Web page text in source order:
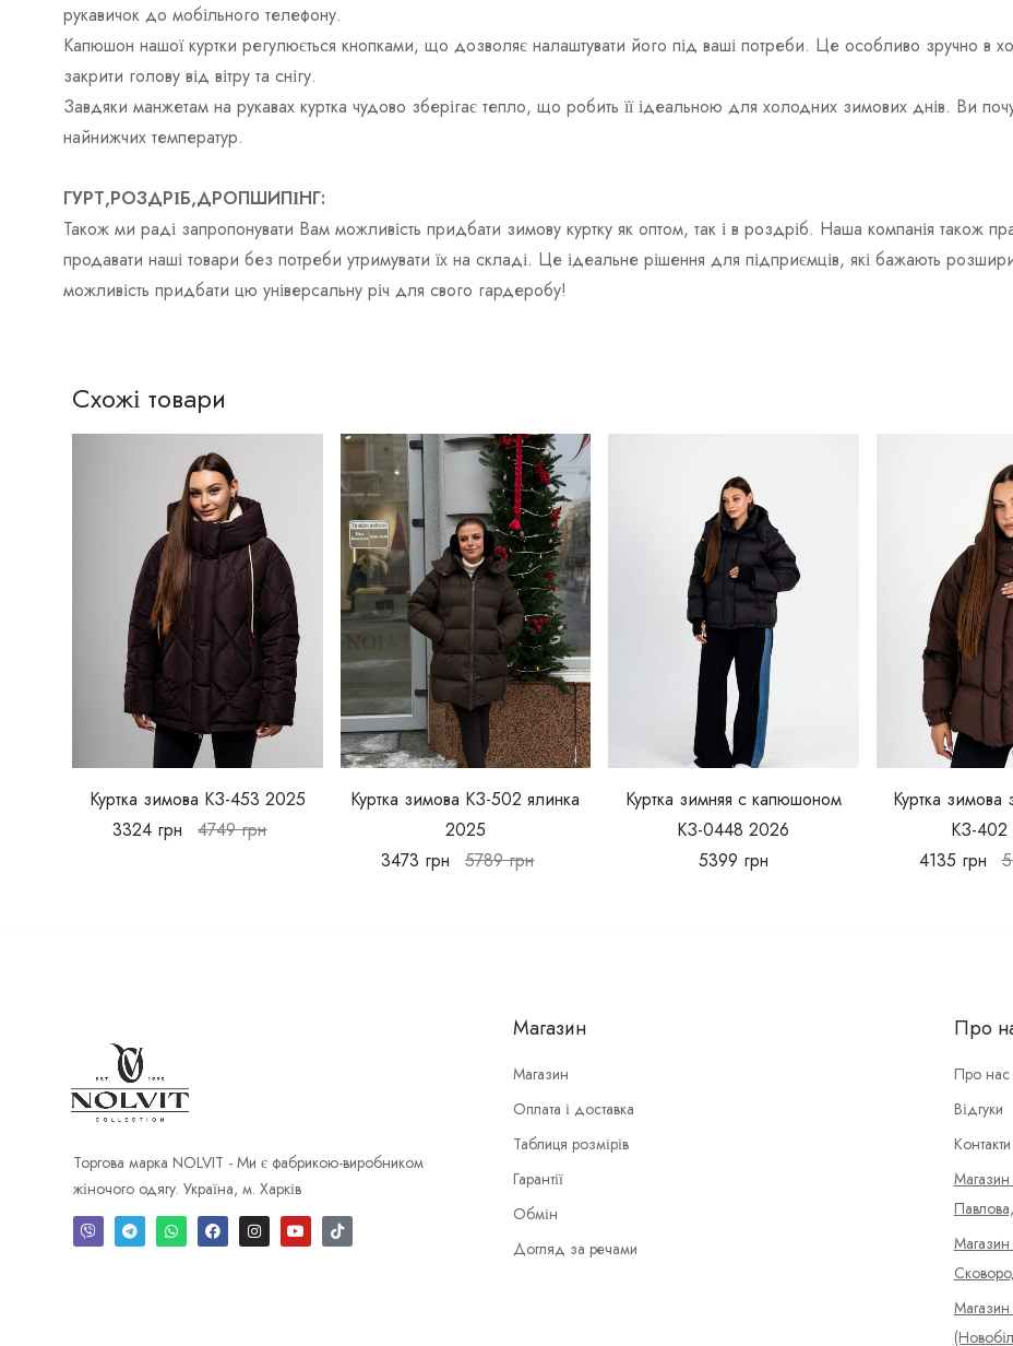
рукавичок до мобільного телефону.
Капюшон нашої куртки регулюється кнопками, що дозволяє налаштувати його під ваші потреби. Це особливо зручно в
закрити голову від вітру та снігу.
Завдяки манжетам на рукавах куртка чудово зберігає тепло, що робить її ідеальною для холодних зимових днів. Ви
найнижчих температур.
ГУРТ,РОЗДРІБ,ДРОПШИПІНГ:
Також ми раді запропонувати Вам можливість придбати зимову куртку як оптом, так і в роздріб. Наша компанія
продавати наші товари без потреби утримувати їх на складі. Це ідеальне рішення для підприємців, які бажають
можливість придбати цю універсальну річ для свого гардеробу!
Схожі товари
Куртка зимова КЗ-453 2025
3324 грн 4749грн
Куртка зимова КЗ-502 ялинка
2025
3473 грн 5789грн
Куртка зимняя с капюшоном
КЗ-0448 2026
5399 грн
Куртка
КЗ-402
4135 грн
Торгова марка NOLVIT - Ми є фабрикою-виробником
жіночого одягу. Україна, м. Харків
Магазин
Магазин
Оплата і доставка
Таблиця розмірів
Гарантії
Обмін
Догляд за речами
Про
Про нас
Відгуки
Контакти
Магазин